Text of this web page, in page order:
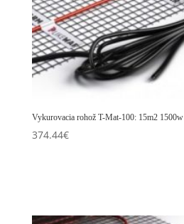
Vykurovacia rohož T-Mat-100: 15m2 1500w
374.44€